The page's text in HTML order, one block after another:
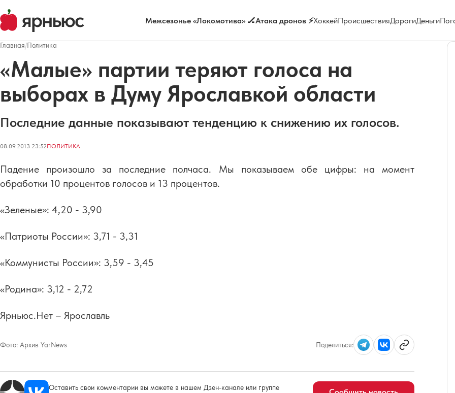
Межсезонье «Локомотива» 🏒Атака дронов ⚡ХоккейПроисшествияДорогиДеньги
Главная/Политика
«Малые» партии теряют голоса на
выборах в Думу Ярославкой области
Последние данные показывают тенденцию к снижению их голосов.
08.09.2013 23:52ПОЛИТИКА
Падение произошло за последние полчаса. Мы показываем обе цифры: на момент
обработки 10 процентов голосов и 13 процентов.
«Зеленые»: 4,20 - 3,90
«Патриоты России»: 3,71 - 3,31
«Коммунисты России»: 3,59 - 3,45
«Родина»: 3,12 - 2,72
Ярньюс.Нет – Ярославль
Фото: Архив YarNews Поделиться:
Оставить свои комментарии вы можете в нашем Дзен-канале или группе